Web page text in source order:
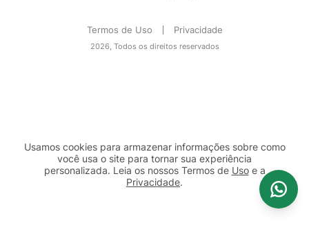
Termos de Uso Privacidade
2026, Todos os direitos reservados
Usamos cookies para armazenar informações sobre como
você usa o site para tornar sua experiência
personalizada. Leia os nossos Termos de Usoe a
Privacidade.